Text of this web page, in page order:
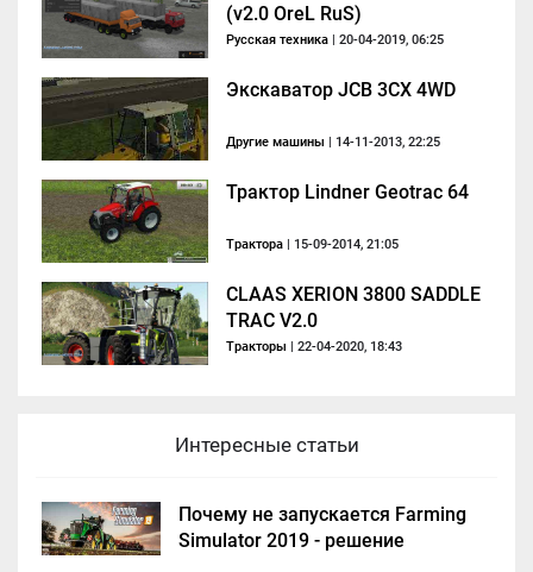
(v2.0 OreL RuS)
Русская техника | 20-04-2019, 06:25
Экскаватор JCB 3CX 4WD
Другие машины | 14-11-2013, 22:25
Трактор Lindner Geotrac 64
Трактора | 15-09-2014, 21:05
CLAAS XERION 3800 SADDLE
TRAC V2.0
Тракторы | 22-04-2020, 18:43
Интересные статьи
Почему не запускается Farming
Simulator 2019 - решение